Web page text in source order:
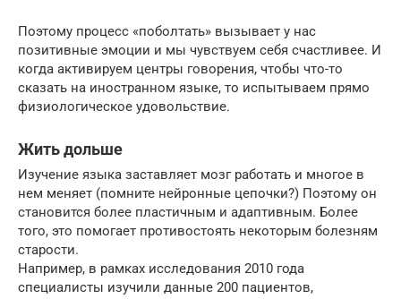
Поэтому процесс «поболтать» вызывает у нас
позитивные эмоции и мы чувствуем себя счастливее. И
когда активируем центры говорения, чтобы что-то
сказать на иностранном языке, то испытываем прямо
физиологическое удовольствие.
Жить дольше
Изучение языка заставляет мозг работать и многое в
нем меняет (помните нейронные цепочки?) Поэтому он
становится более пластичным и адаптивным. Более
того, это помогает противостоять некоторым болезням
старости.
Например, в рамках исследования 2010 года
специалисты изучили данные 200 пациентов,